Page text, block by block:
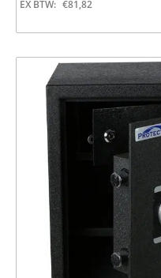
EX BTW: €81,82